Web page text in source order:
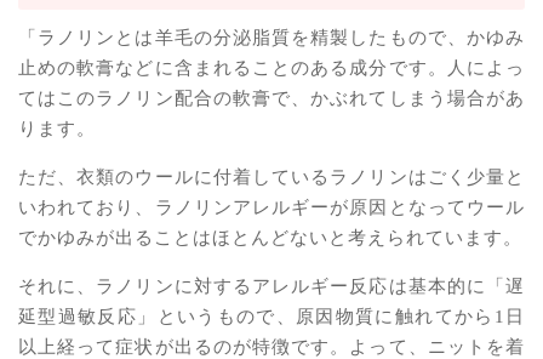
「ラノリンとは羊毛の分泌脂質を精製したもので、かゆみ
止めの軟膏などに含まれることのある成分です。人によっ
てはこのラノリン配合の軟膏で、かぶれてしまう場合があ
ります。
ただ、衣類のウールに付着しているラノリンはごく少量と
いわれており、ラノリンアレルギーが原因となってウール
でかゆみが出ることはほとんどないと考えられています。
それに、ラノリンに対するアレルギー反応は基本的に「遅
延型過敏反応」というもので、原因物質に触れてから1日
以上経って症状が出るのが特徴です。よって、ニットを着